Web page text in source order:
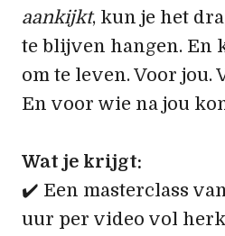
aankijkt, kun je het
te blijven hangen. En
om te leven. Voor jou.
En voor wie na jou
Wat je krijgt:
✔️ Een masterclass van
uur per video vol